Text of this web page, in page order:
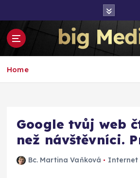
o
Inspirace pro
Home
Google tvůj web
než návštěvníci.
Bc. Martina Vaňková Internet